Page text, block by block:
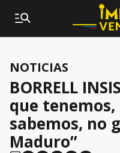
NOTICIAS
BORRELL
que
sabemos, no
Maduro”